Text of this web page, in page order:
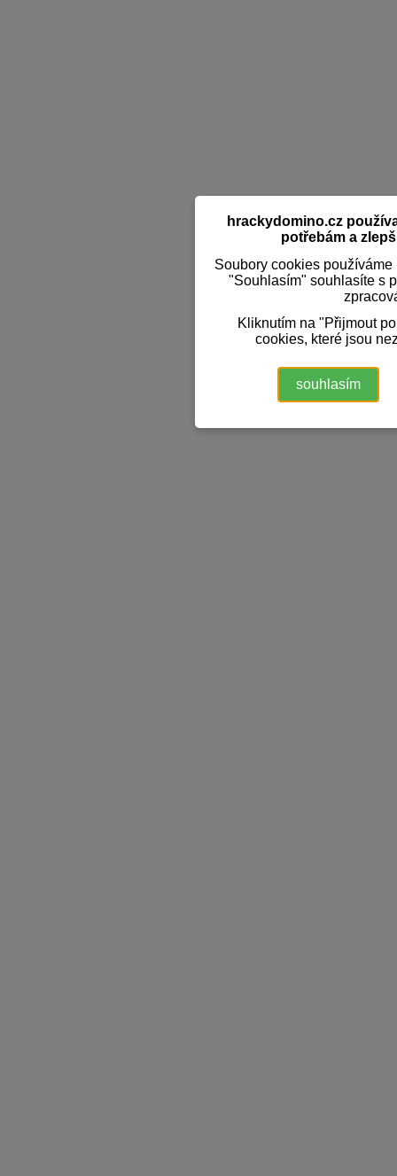
hrackydomino.cz
potřebám a
Soubory cookies
"Souhlasím" souhlasíte s
Kliknutím na "Přijmout
cookies, které jsou
souhlasím